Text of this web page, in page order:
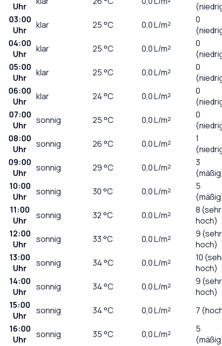
Uhr
03:00
Uhr
klar 25°C 0,0L/m²
0
04:00
Uhr
klar 25°C 0,0L/m²
0
05:00
Uhr
klar 25°C 0,0L/m²
0
06:00
Uhr
klar 24°C 0,0L/m²
0
07:00
Uhr
sonnig 25°C 0,0L/m²
0
08:00
Uhr
sonnig 26°C 0,0L/m²
1
09:00
Uhr
sonnig 29°C 0,0L/m²
3
10:00
Uhr
sonnig 30°C 0,0L/m²
5
11:00
Uhr
sonnig 32°C 0,0L/m²
8 (sehr
hoch)
12:00
Uhr
sonnig 33°C 0,0L/m²
9 (sehr
hoch)
13:00
Uhr
sonnig 34°C 0,0L/m²
10
hoch)
14:00
Uhr
sonnig 34°C 0,0L/m²
9 (sehr
hoch)
15:00
Uhr
sonnig 34°C 0,0L/m²
7
16:00
Uhr
sonnig 35°C 0,0L/m²
5